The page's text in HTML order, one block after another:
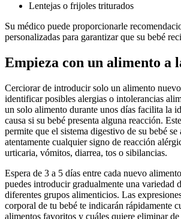
Lentejas o frijoles triturados
Su médico puede proporcionarle
personalizadas para garantizar que su bebé
Empieza con un alimento a
Cerciorar de introducir solo un alimento
identificar posibles alergias o intolerancias
un solo alimento durante unos días facilita la
causa si su bebé presenta alguna reacción.
permite que el sistema digestivo de su bebé se
atentamente cualquier signo de reacción
urticaria, vómitos, diarrea, tos o sibilancias.
Espera de 3 a 5 días entre cada nuevo
puedes introducir gradualmente una variedad
diferentes grupos alimenticios. Las
corporal de tu bebé te indicarán rápidamente
alimentos favoritos y cuáles quiere eliminar de